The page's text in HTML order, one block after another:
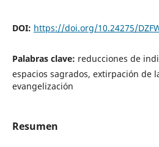
DOI: https://doi.org/10.24275/
Palabras clave: reducciones de
espacios sagrados, extirpación de
evangelización
Resumen